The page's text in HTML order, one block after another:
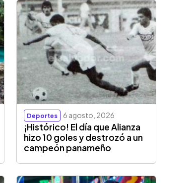
Deportes 6 agosto, 2026
¡Histórico! El día que Alianza
hizo 10 goles y destrozó a un
campeón panameño